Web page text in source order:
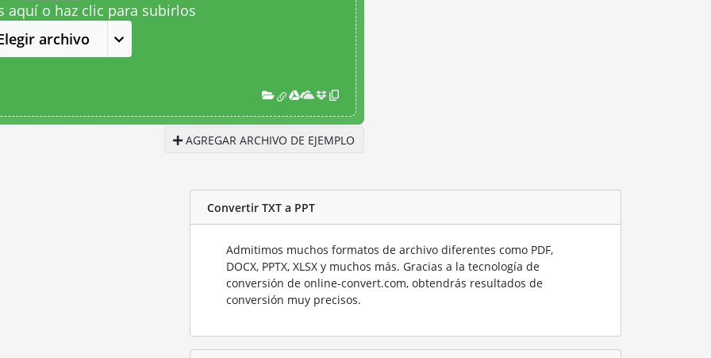
aquí o haz clic para subirlos
archivo
AGREGAR ARCHIVO DE EJEMPLO
Convertir TXT a PPT
Admitimos muchos formatos de archivo diferentes como PDF,
DOCX, PPTX, XLSX y muchos más. Gracias a la tecnología de
conversión de online-convert.com, obtendrás resultados de
conversión muy precisos.